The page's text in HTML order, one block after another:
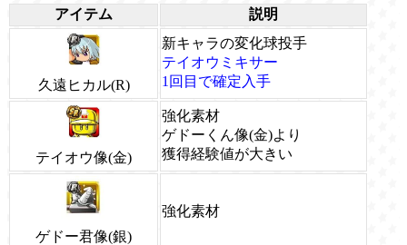
アイテム 説明
久遠ヒカル(R)
新キャラの変化球投手
テイオウミキサー
1回目で確定入手
テイオウ像(金)
強化素材
ゲドーくん像(金)より
獲得経験値が大きい
ゲドー君像(銀)
強化素材